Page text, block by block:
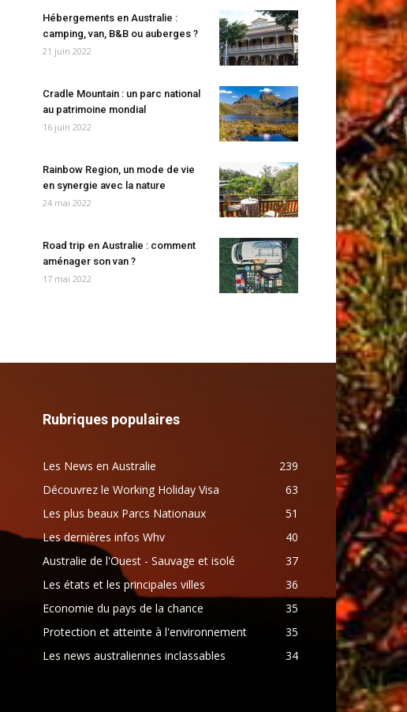
Hébergements en Australie :
camping, van, B&B ou auberges ?
21 juin 2022
Cradle Mountain : un parc national
au patrimoine mondial
16 juin 2022
Rainbow Region, un mode de vie
en synergie avec la nature
24 mai 2022
Road trip en Australie : comment
aménager son van ?
17 mai 2022
Rubriques populaires
Les News en Australie
239
Découvrez le Working Holiday Visa
63
Les plus beaux Parcs Nationaux
51
Les dernières infos Whv
40
Australie de l'Ouest - Sauvage et isolé
37
Les états et les principales villes
36
Economie du pays de la chance
35
Protection et atteinte à l'environnement
35
Les news australiennes inclassables
34